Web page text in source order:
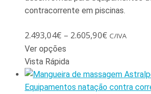
contracorrente em piscinas.
2.493,04€ – 2.605,90€ C/IVA
Ver opções
Vista Rápida
Equipamentos natação contra